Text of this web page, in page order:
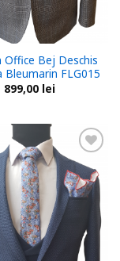
Office Bej Deschis
Bleumarin FLG015
899,00 lei
Add to
wishlist